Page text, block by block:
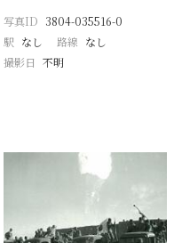
写真ID 3804-035516-0
駅 なし 路線 なし
撮影日 不明